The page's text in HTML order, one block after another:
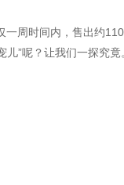
周时间内，售出约110
”呢？让我们一探究竟